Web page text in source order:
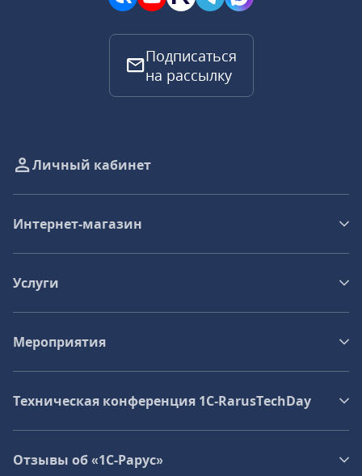
Подписаться
на рассылку
Личный кабинет
Интернет-магазин
Услуги
Мероприятия
Техническая конференция 1C‑RarusTechDay
Отзывы об «1С-Рарус»